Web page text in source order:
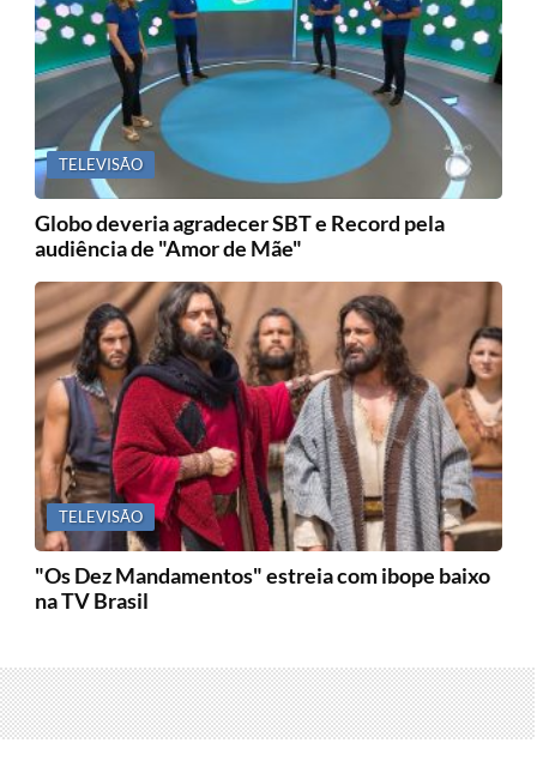
TELEVISÃO
Globo deveria agradecer SBT e Record pela
audiência de "Amor de Mãe"
TELEVISÃO
"Os Dez Mandamentos" estreia com ibope baixo
na TV Brasil